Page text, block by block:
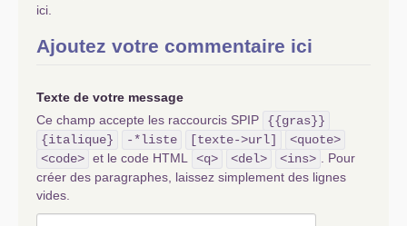
5 (253 tfue)
pouvoirs exécutifs et législatifs sur une
série de domaines cachés au public sous le nom
trompeur de <procédure législatives
spéciales et d’actes non législatifs ;
en clair (ceux qui écrivent les régles les écrivent
ici.
Ajoutez votre commentaire ici
Texte de votre message
Ce champ accepte les raccourcis SPIP
{{gras}}
{italique}
-*liste [texte->url]
<quote>
<code> et le code HTML <q> <del> <ins>
. Pour
créer des paragraphes, laissez simplement des lignes
vides.